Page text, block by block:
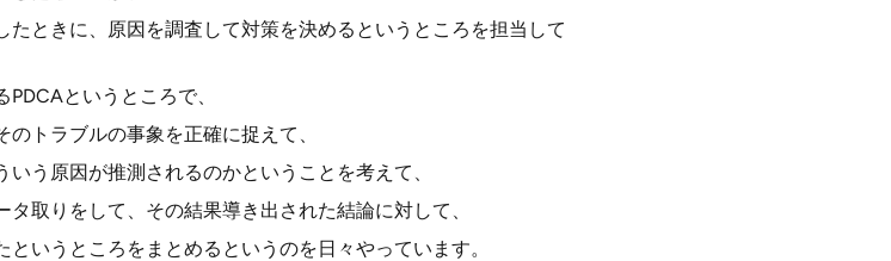
ときに、原因を調査して対策を決めるというところを担当して
というところで、
トラブルの事象を正確に捉えて、
う原因が推測されるのかということを考えて、
取りをして、その結果導き出された結論に対して、
いうところをまとめるというのを日々やっています。